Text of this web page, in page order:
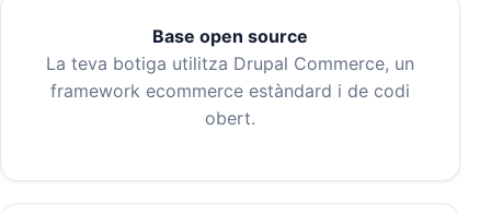
Base open source
La teva botiga utilitza Drupal Commerce, un
framework ecommerce estàndard i de codi
obert.